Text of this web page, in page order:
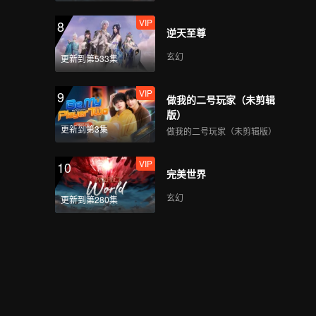
8
更新到第533集
VIP
逆天至尊
玄幻
9
更新到第3集
VIP
做我的二号玩家（未剪辑
版）
做我的二号玩家（未剪辑版）
10
更新到第280集
VIP
完美世界
玄幻